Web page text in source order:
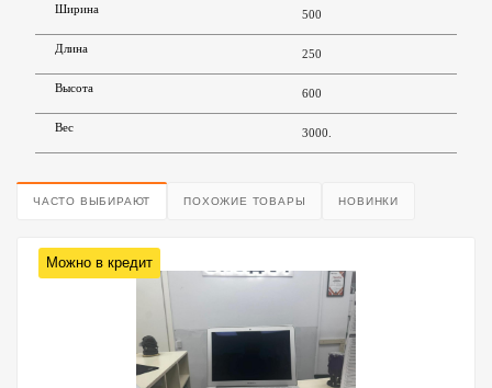
Ширина 500
Длина 250
Высота 600
Вес 3000.
ЧАСТО ВЫБИРАЮТ ПОХОЖИЕ ТОВАРЫ НОВИНКИ
Можно в кредит